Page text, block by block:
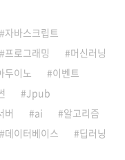
자바스크립트
프로그래밍
머신러닝
두이노
이벤트
Jpub
버 ai
알고리즘
데이터베이스 딥러닝